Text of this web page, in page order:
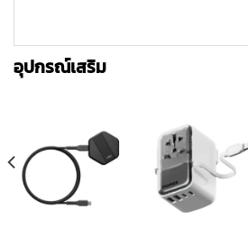
อุปกรณ์เสริม